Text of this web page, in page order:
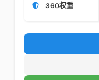
360权重